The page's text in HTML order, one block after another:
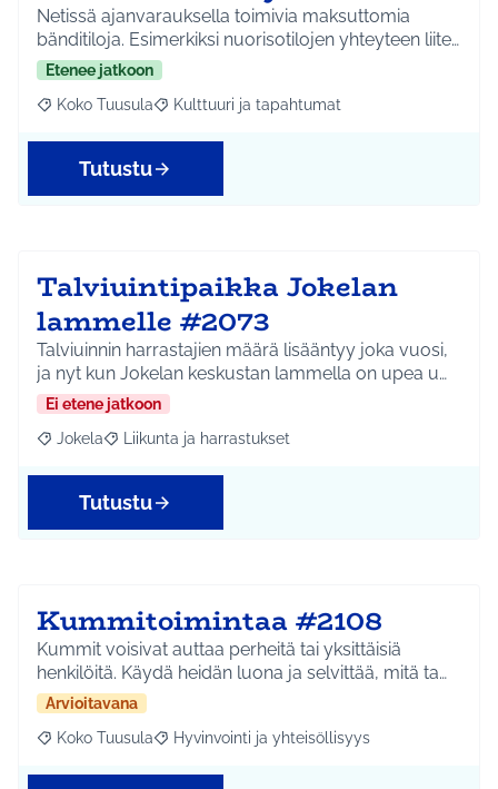
Netissä ajanvarauksella toimivia maksuttomia
bänditiloja. Esimerkiksi nuorisotilojen yhteyteen liite…
Etenee jatkoon
Rajaa tulokset aihepiirin mukaan: Koko Tuusula
Koko Tuusula Rajaa tulokset teeman mukaan: Kulttuuri ja
Kulttuuri ja tapahtumat
Tutustu
Talviuintipaikka Jokelan
lammelle #2073
Talviuinnin harrastajien määrä lisääntyy joka vuosi,
ja nyt kun Jokelan keskustan lammella on upea u…
Ei etene jatkoon
Rajaa tulokset aihepiirin mukaan: Jokela
Jokela Rajaa tulokset teeman mukaan: Liikunta ja
Liikunta ja harrastukset
Tutustu
Kummitoimintaa #2108
Kummit voisivat auttaa perheitä tai yksittäisiä
henkilöitä. Käydä heidän luona ja selvittää, mitä ta…
Arvioitavana
Rajaa tulokset aihepiirin mukaan: Koko Tuusula
Koko Tuusula Rajaa tulokset teeman mukaan: Hyvinvointi ja
Hyvinvointi ja yhteisöllisyys